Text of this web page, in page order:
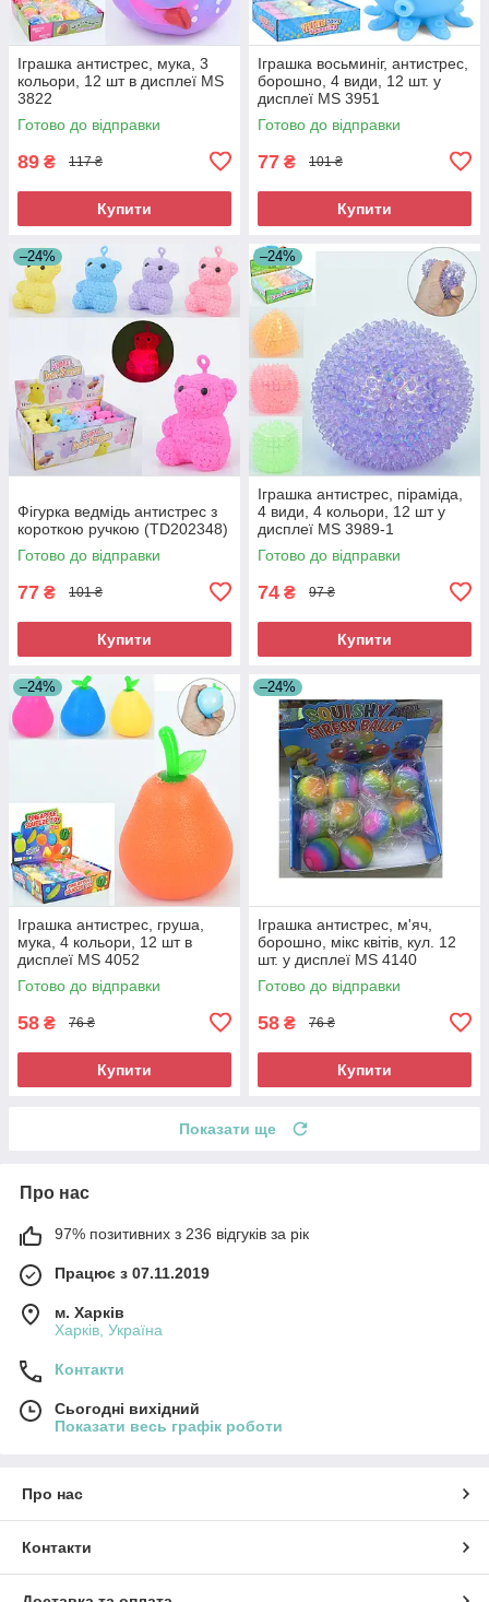
Іграшка антистрес, мука, 3
кольори, 12 шт в дисплеї MS
3822
Готово до відправки
89 ₴ 117 ₴
Купити
Іграшка восьминіг, антистрес,
борошно, 4 види, 12 шт. у
дисплеї MS 3951
Готово до відправки
77 ₴ 101 ₴
Купити
–24%
Фігурка ведмідь антистрес з
короткою ручкою (TD202348)
Готово до відправки
77 ₴ 101 ₴
Купити
–24%
Іграшка антистрес, піраміда,
4 види, 4 кольори, 12 шт у
дисплеї MS 3989-1
Готово до відправки
74 ₴ 97 ₴
Купити
–24%
Іграшка антистрес, груша,
мука, 4 кольори, 12 шт в
дисплеї MS 4052
Готово до відправки
58 ₴ 76 ₴
Купити
–24%
Іграшка антистрес, м'яч,
борошно, мікс квітів, кул. 12
шт. у дисплеї MS 4140
Готово до відправки
58 ₴ 76 ₴
Купити
Показати ще
Про нас
97% позитивних з 236 відгуків за рік
Працює з 07.11.2019
м. Харків
Харків, Україна
Контакти
Сьогодні вихідний
Показати весь графік роботи
Про нас
Контакти